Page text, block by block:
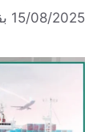
15/08/2025